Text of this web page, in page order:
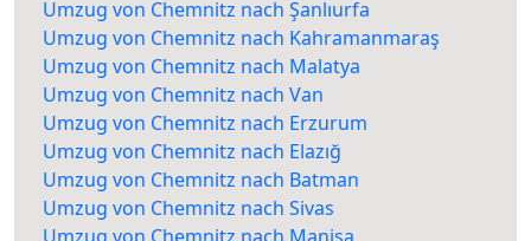
Umzug von Chemnitz nach Şanlıurfa
Umzug von Chemnitz nach Kahramanmaraş
Umzug von Chemnitz nach Malatya
Umzug von Chemnitz nach Van
Umzug von Chemnitz nach Erzurum
Umzug von Chemnitz nach Elazığ
Umzug von Chemnitz nach Batman
Umzug von Chemnitz nach Sivas